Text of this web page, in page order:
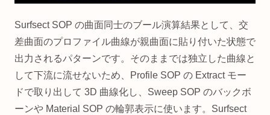
Surfsect SOP の曲面同士のブール演算結果として、交
差曲面のプロファイル曲線が親曲面に貼り付いた状態で
出力されるパターンです。そのままでは独立した曲線と
して下流に流せないため、Profile SOP の Extract モー
ドで取り出して 3D 曲線化し、Sweep SOP のバックボ
ーンや Material SOP の輪郭表示に使います。Surfsect